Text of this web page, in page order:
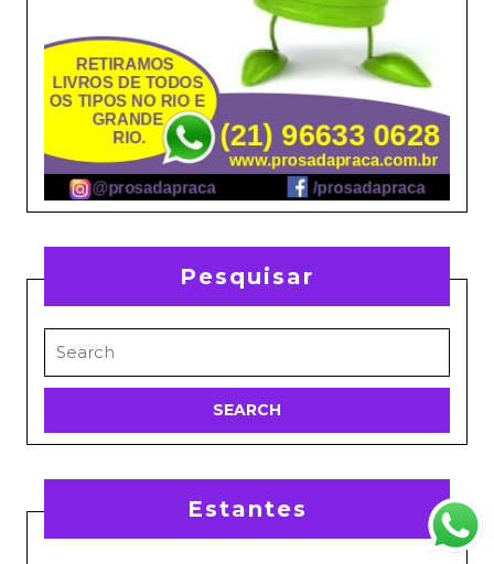
Pesquisar
for:
Estantes